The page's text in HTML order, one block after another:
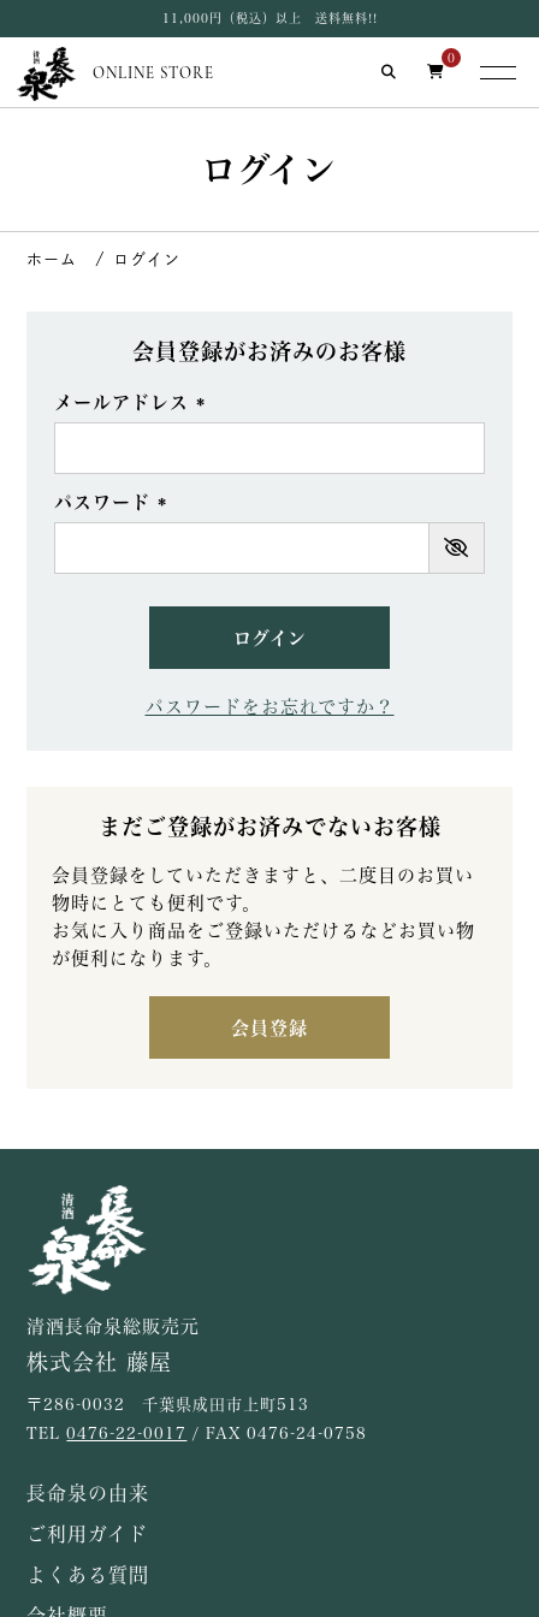
11,000円（税込）以上 送料無料!!
ONLINE STORE
0
ログイン
ログイン
会員登録がお済みのお客様
メールアドレス
パスワード
ログイン
パスワードをお忘れですか？
まだご登録がお済みでないお客様
会員登録をしていただきますと、二度目のお買い
物時にとても便利です。
お気に入り商品をご登録いただけるなどお買い物
が便利になります。
会員登録
清酒長命泉総販売元
株式会社 藤屋
〒286-0032 千葉県成田市上町513
TEL0476-22-0017 / FAX 0476-24-0758
長命泉の由来
ご利用ガイド
よくある質問